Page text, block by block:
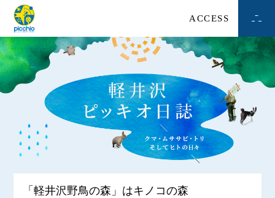
ACCESS
「軽井沢野鳥の森」はキノコの森